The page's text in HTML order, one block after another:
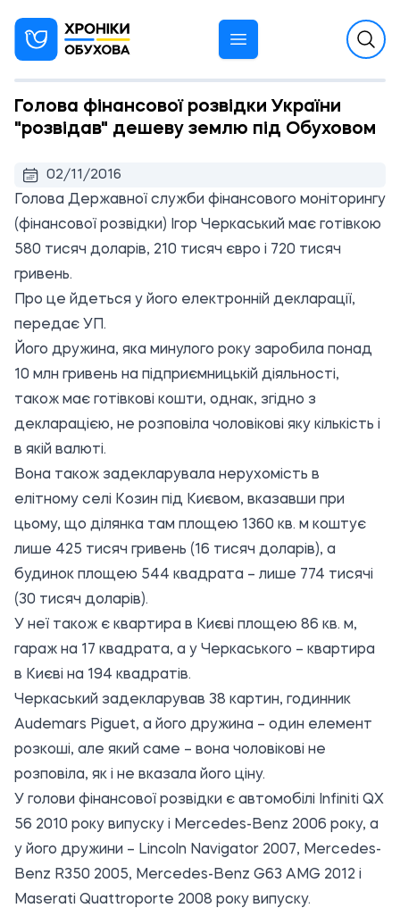
Голова фінансової розвідки України
"розвідав" дешеву землю під Обуховом
02/11/2016
Голова Державної служби фінансового моніторингу
(фінансової розвідки) Ігор Черкаський має готівкою
580 тисяч доларів, 210 тисяч євро і 720 тисяч
гривень.
Про це йдеться у його електронній декларації,
передає УП.
Його дружина, яка минулого року заробила понад
10 млн гривень на підприємницькій діяльності,
також має готівкові кошти, однак, згідно з
декларацією, не розповіла чоловікові яку кількість і
в якій валюті.
Вона також задекларувала нерухомість в
елітному селі Козин під Києвом, вказавши при
цьому, що ділянка там площею 1360 кв. м коштує
лише 425 тисяч гривень (16 тисяч доларів), а
будинок площею 544 квадрата – лише 774 тисячі
(30 тисяч доларів).
У неї також є квартира в Києві площею 86 кв. м,
гараж на 17 квадрата, а у Черкаського – квартира
в Києві на 194 квадратів.
Черкаський задекларував 38 картин, годинник
Audemars Piguet, а його дружина – один елемент
розкоші, але який саме – вона чоловікові не
розповіла, як і не вказала його ціну.
У голови фінансової розвідки є автомобілі Infiniti QX
56 2010 року випуску і Mercedes-Benz 2006 року, а
у його дружини – Lincoln Navigator 2007, Mercedes-
Benz R350 2005, Mercedes-Benz G63 AMG 2012 і
Maserati Quattroporte 2008 року випуску.